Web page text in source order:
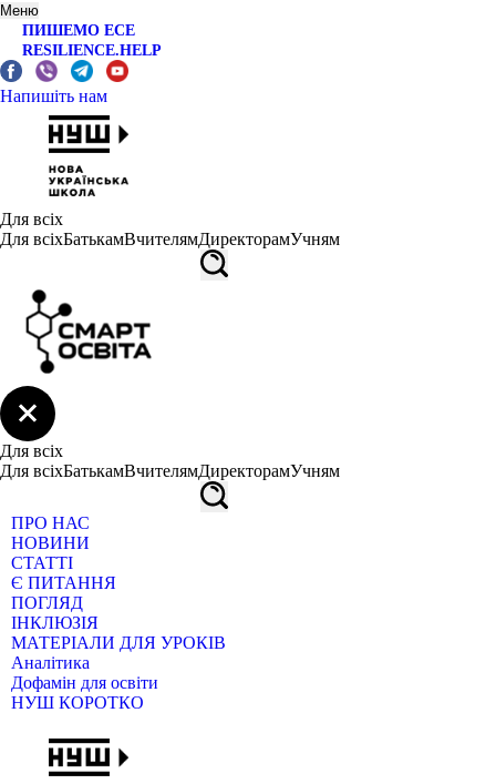
Меню
ПИШЕМО ЕСЕ
RESILIENCE.HELP
Напишіть нам
Для всіх
Для всіхБатькамВчителямДиректорамУчням
Для всіх
Для всіхБатькамВчителямДиректорамУчням
ПРО НАС
НОВИНИ
СТАТТІ
Є ПИТАННЯ
ПОГЛЯД
ІНКЛЮЗІЯ
МАТЕРІАЛИ ДЛЯ УРОКІВ
Аналітика
Дофамін для освіти
НУШ КОРОТКО